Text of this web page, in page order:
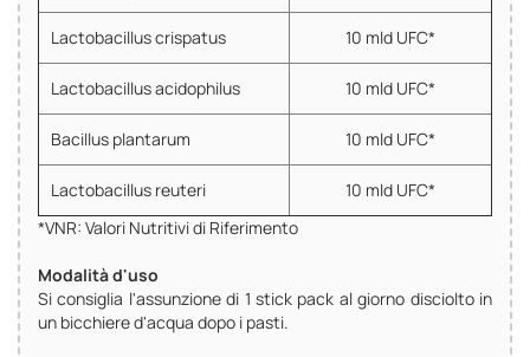
Lactobacillus crispatus 10 mld UFC*
Lactobacillus acidophilus 10 mld UFC*
Bacillus plantarum 10 mld UFC*
Lactobacillus reuteri
10 mld UFC*
*VNR: Valori Nutritivi di Riferimento
Modalità d'uso
Si consiglia l'assunzione di 1 stick pack al giorno disciolto in
un bicchiere d'acqua dopo i pasti.